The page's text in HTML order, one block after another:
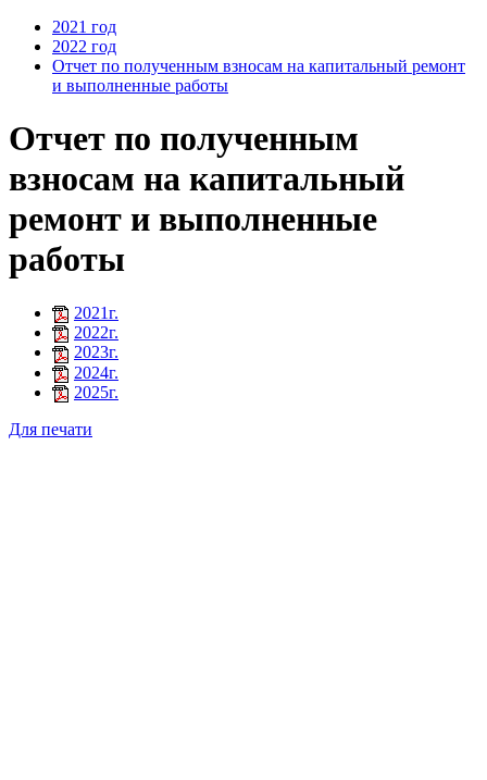
2021 год
2022 год
Отчет по полученным взносам на капитальный ремонт
и выполненные работы
Отчет по полученным
взносам на капитальный
ремонт и выполненные
работы
2021г.
2022г.
2023г.
2024г.
2025г.
Для печати